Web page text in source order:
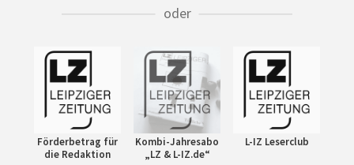
oder
Förderbetrag für
die Redaktion
Kombi-Jahresabo
„LZ & L-IZ.de“
L-IZ Leserclub